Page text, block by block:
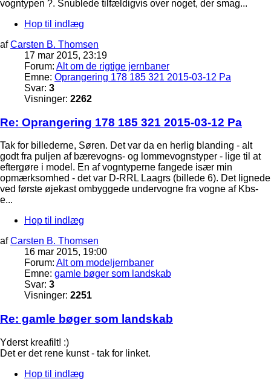
vogntypen ?. Snublede tilfældigvis over noget, der smag...
Hop til indlæg
afCarsten B. Thomsen
17 mar 2015, 23:19
Forum: Alt om de rigtige jernbaner
Emne: Oprangering 178 185 321 2015-03-12 Pa
Svar: 3
Visninger: 2262
Re: Oprangering 178 185 321 2015-03-12 Pa
Tak for billederne, Søren. Det var da en herlig blanding - alt
godt fra puljen af bærevogns- og lommevognstyper - lige til at
eftergøre i model. En af vogntyperne fangede især min
opmærksomhed - det var D-RRL Laagrs (billede 6). Det lignede
ved første øjekast ombyggede undervogne fra vogne af Kbs-
e...
Hop til indlæg
afCarsten B. Thomsen
16 mar 2015, 19:00
Forum: Alt om modeljernbaner
Emne: gamle bøger som landskab
Svar: 3
Visninger: 2251
Re: gamle bøger som landskab
Yderst kreafilt! :)
Det er det rene kunst - tak for linket.
Hop til indlæg